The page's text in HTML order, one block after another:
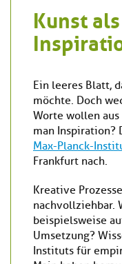
Kunst
Ein leeres Blatt,
möchte. Doch
Worte wollen
man Inspiration?
Max-Planck-
Frankfurt nach.
Kreative
nachvollziehbar.
beispielsweise
Umsetzung?
Instituts für